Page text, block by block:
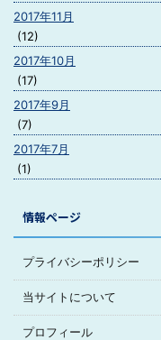
2017年11月
(12)
2017年10月
(17)
2017年9月
(7)
2017年7月
(1)
情報ページ
プライバシーポリシー
当サイトについて
プロフィール